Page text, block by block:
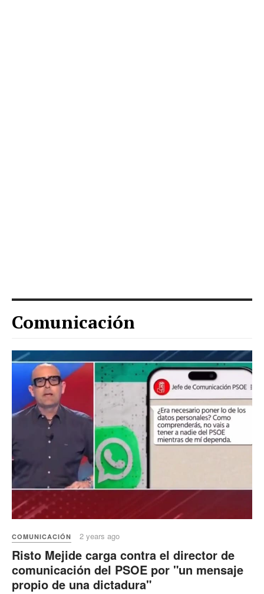
Comunicación
COMUNICACIÓN 2 years ago
Risto Mejide carga contra el director de
comunicación del PSOE por "un mensaje
propio de una dictadura"